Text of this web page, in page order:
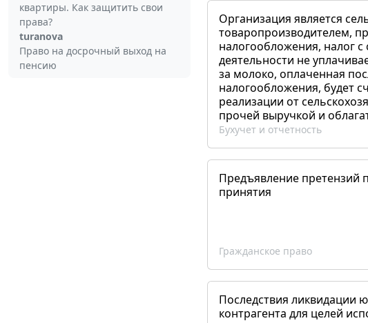
квартиры. Как защитить свои
права?
turanova
Право на досрочный выход на
пенсию
Организация является
товаропроизводителем,
налогообложения, налог с
деятельности не
за молоко, оплаченная
налогообложения, будет
реализации от
прочей выручкой и
Бухучет и отчетность
Предъявление претензий
принятия
Гражданское право
Последствия ликвидации
контрагента для целей